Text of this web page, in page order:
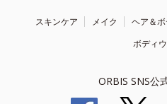
スキンケア メイク ヘア＆ボ
ボディ
ORBIS SNS公